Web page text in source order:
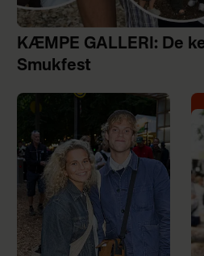
KÆMPE GALLERI: De
Smukfest